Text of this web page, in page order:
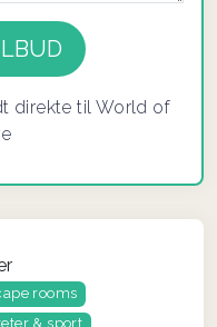
direkte til World of
rooms
& sport